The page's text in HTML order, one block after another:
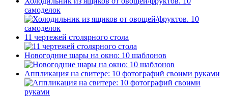
самоделок
11 чертежей столярного стола
Новогодние шары на окно: 10 шаблонов
Аппликация на свитере: 10 фотографий своими руками